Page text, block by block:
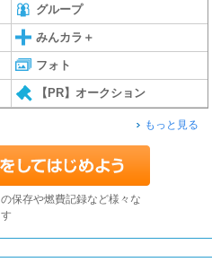
グループ
みんカラ＋
フォト
【PR】オークション
もっと見る
保存や燃費記録など様々な